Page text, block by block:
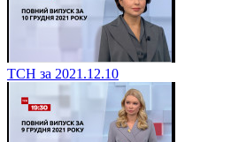
ТСН за 2021.12.10